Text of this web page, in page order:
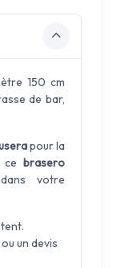
150 cm
de bar,
pour la
ce brasero
votre
un devis